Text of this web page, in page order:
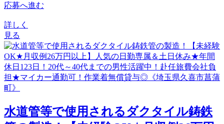
応募へ進む
詳しく
見る
水道管等で使用されるダクタイル鋳鉄